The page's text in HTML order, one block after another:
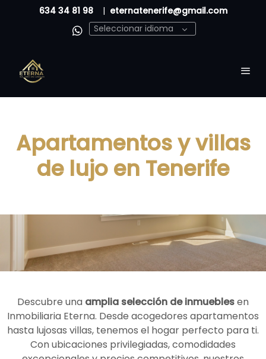
634 34 81 98 | eternatenerife@gmail.com
Seleccionar idioma
Apartamentos y villas
de lujo en Tenerife
Descubre una amplia selección de inmueblesen
Inmobiliaria Eterna. Desde acogedores apartamentos
hasta lujosas villas, tenemos el hogar perfecto para ti.
Con ubicaciones privilegiadas, comodidades